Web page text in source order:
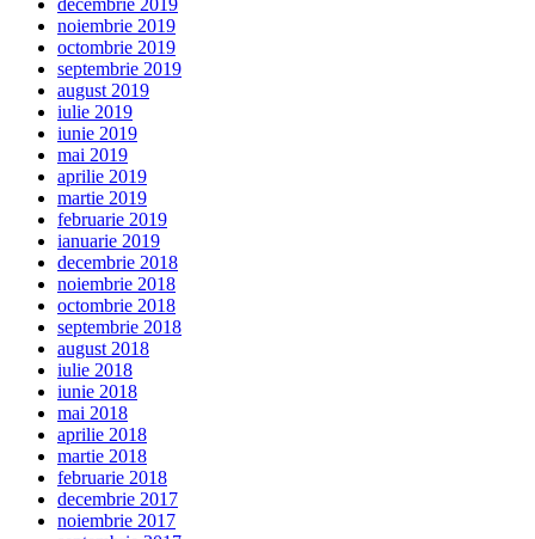
decembrie 2019
noiembrie 2019
octombrie 2019
septembrie 2019
august 2019
iulie 2019
iunie 2019
mai 2019
aprilie 2019
martie 2019
februarie 2019
ianuarie 2019
decembrie 2018
noiembrie 2018
octombrie 2018
septembrie 2018
august 2018
iulie 2018
iunie 2018
mai 2018
aprilie 2018
martie 2018
februarie 2018
decembrie 2017
noiembrie 2017